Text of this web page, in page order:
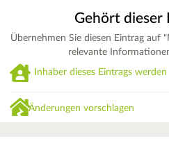
Gehört dieser
Übernehmen Sie diesen Eintrag auf
relevante
Inhaber dieses Eintrags werden
Änderungen vorschlagen